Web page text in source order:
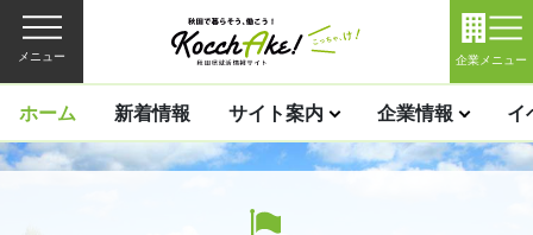
メニュー 企業メニュー
ホーム 新着情報 サイト案内 企業情報 イ